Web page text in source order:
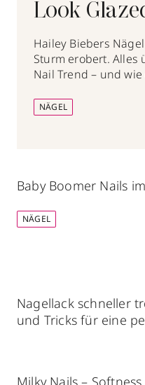
Look
Hailey Biebers
Sturm erobert. Alles
Nail Trend – und
NÄGEL
Baby Boomer Nails
NÄGEL
Nagellack schneller
und Tricks für eine
Milky Nails –